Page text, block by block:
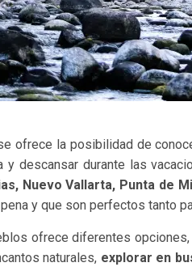
ofrece la posibilidad de
y descansar durante las
Nuevo Vallarta, Punta de
y que son perfectos tanto
ofrece diferentes
naturales, explorar en